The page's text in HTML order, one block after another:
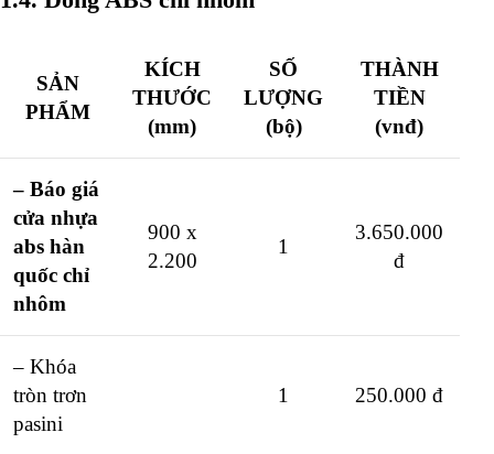
SẢN
PHẨM
KÍCH
THƯỚC
(mm)
SỐ
LƯỢNG
(bộ)
THÀNH
TIỀN
(vnđ)
– Báo giá
cửa nhựa
abs hàn
quốc chỉ
nhôm
900 x
2.200
1
3.650.000
đ
– Khóa
tròn trơn
pasini
1 250.000 đ